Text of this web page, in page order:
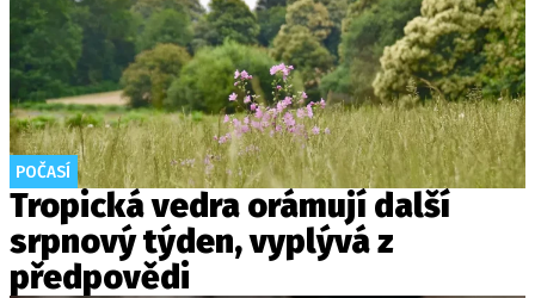
POČASÍ
Tropická vedra orámují další
srpnový týden, vyplývá z
předpovědi